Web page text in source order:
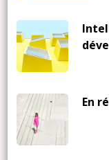
En